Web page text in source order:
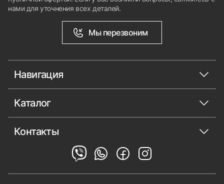
нами для уточнения всех деталей.
Мы перезвоним
Навигация
Каталог
Контакты